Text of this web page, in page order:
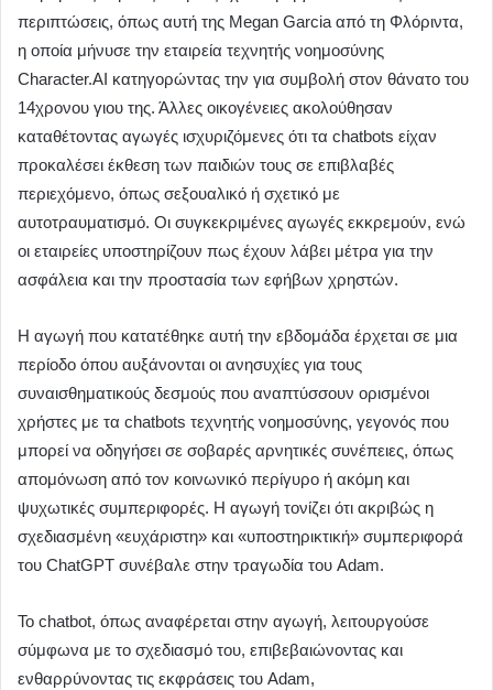
περιπτώσεις, όπως αυτή της Megan Garcia από τη Φλόριντα,
η οποία μήνυσε την εταιρεία τεχνητής νοημοσύνης
Character.AI κατηγορώντας την για συμβολή στον θάνατο του
14χρονου γιου της. Άλλες οικογένειες ακολούθησαν
καταθέτοντας αγωγές ισχυριζόμενες ότι τα chatbots είχαν
προκαλέσει έκθεση των παιδιών τους σε επιβλαβές
περιεχόμενο, όπως σεξουαλικό ή σχετικό με
αυτοτραυματισμό. Οι συγκεκριμένες αγωγές εκκρεμούν, ενώ
οι εταιρείες υποστηρίζουν πως έχουν λάβει μέτρα για την
ασφάλεια και την προστασία των εφήβων χρηστών.
Η αγωγή που κατατέθηκε αυτή την εβδομάδα έρχεται σε μια
περίοδο όπου αυξάνονται οι ανησυχίες για τους
συναισθηματικούς δεσμούς που αναπτύσσουν ορισμένοι
χρήστες με τα chatbots τεχνητής νοημοσύνης, γεγονός που
μπορεί να οδηγήσει σε σοβαρές αρνητικές συνέπειες, όπως
απομόνωση από τον κοινωνικό περίγυρο ή ακόμη και
ψυχωτικές συμπεριφορές. Η αγωγή τονίζει ότι ακριβώς η
σχεδιασμένη «ευχάριστη» και «υποστηρικτική» συμπεριφορά
του ChatGPT συνέβαλε στην τραγωδία του Adam.
Το chatbot, όπως αναφέρεται στην αγωγή, λειτουργούσε
σύμφωνα με το σχεδιασμό του, επιβεβαιώνοντας και
ενθαρρύνοντας τις εκφράσεις του Adam,